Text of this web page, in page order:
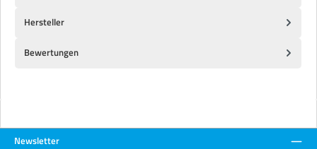
Hersteller
Bewertungen
Newsletter